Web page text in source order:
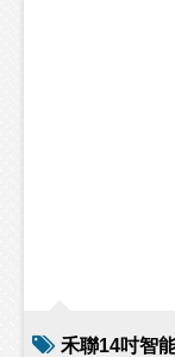
禾聯14吋智